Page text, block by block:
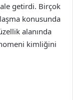
getirdi. Birçok
konusunda
alanında
kimliğini